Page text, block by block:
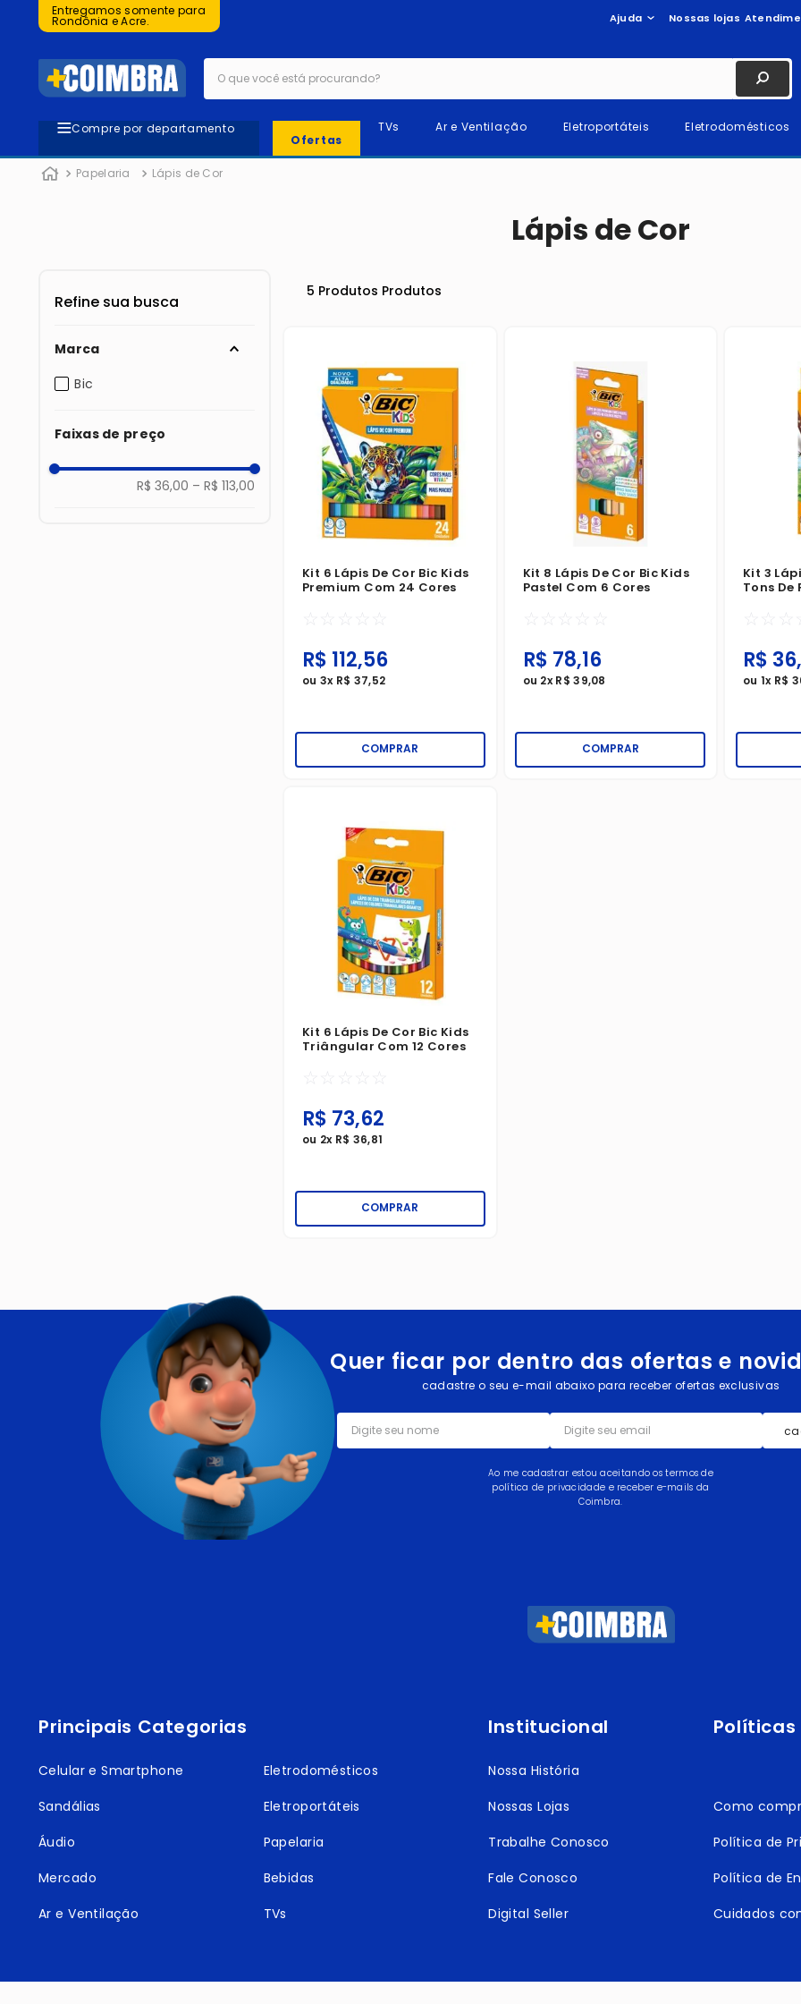
Entregamos somente para
Rondônia e Acre. Ajuda Nossas lojas
O que você está procurando?
Compre por departamento
Ofertas
TVs Ar e Ventilação Eletroportáteis Eletrodomésticos
Papelaria Lápis de Cor
Lápis de Cor
Marca
Bic
Faixas de preço
R$ 36,00 – R$ 113,00
5 Produtos
Kit 6 Lápis De Cor Bic Kids
Premium Com 24 Cores
☆ ☆ ☆ ☆ ☆
R$ 112,56
ou 3x R$ 37,52
COMPRAR
Kit 8 Lápis De Cor Bic Kids
Pastel Com 6 Cores
☆ ☆ ☆ ☆ ☆
R$ 78,16
ou 2xR$ 39,08
COMPRAR
Kit 3
Tons De
☆ ☆ ☆
R$ 36,
ou 1x R$
Kit 6 Lápis De Cor Bic Kids
Triângular Com 12 Cores
☆ ☆ ☆ ☆ ☆
R$ 73,62
ou 2x R$ 36,81
COMPRAR
Quer ficar por dentro das ofertas e
cadastre o seu e-mail abaixo para receber ofertas exclusivas
Ao me cadastrar estou aceitando os termos de
política de privacidade e receber e-mails da
Coimbra.
Principais Categorias
Celular e Smartphone
Sandálias
Áudio
Mercado
Ar e Ventilação
Eletrodomésticos
Eletroportáteis
Papelaria
Bebidas
TVs
Institucional
Nossa História
Nossas Lojas
Trabalhe Conosco
Fale Conosco
Digital Seller
Políticas
Como
Política de
Política de
Cuidados